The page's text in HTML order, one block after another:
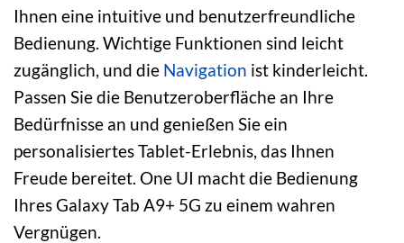
Ihnen eine intuitive und benutzerfreundliche
Bedienung. Wichtige Funktionen sind leicht
zugänglich, und die Navigation ist kinderleicht.
Passen Sie die Benutzeroberfläche an Ihre
Bedürfnisse an und genießen Sie ein
personalisiertes Tablet-Erlebnis, das Ihnen
Freude bereitet. One UI macht die Bedienung
Ihres Galaxy Tab A9+ 5G zu einem wahren
Vergnügen.